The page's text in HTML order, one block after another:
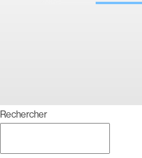
Rechercher